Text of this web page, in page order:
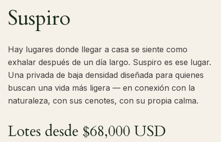
Suspiro
Hay lugares donde llegar a casa se siente como
exhalar después de un día largo. Suspiro es ese lugar.
Una privada de baja densidad diseñada para quienes
buscan una vida más ligera — en conexión con la
naturaleza, con sus cenotes, con su propia calma.
Lotes desde $68,000 USD